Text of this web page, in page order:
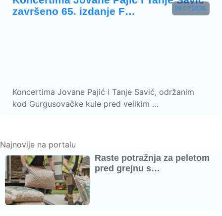
29.07.2026.
završeno 65. izdanje F…
Koncertima Jovane Pajić i Tanje Savić, održanim
kod Gurgusovačke kule pred velikim …
Najnovije na portalu
Raste potražnja za peletom
pred grejnu s…